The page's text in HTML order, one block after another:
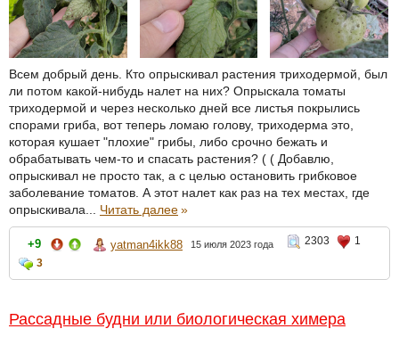
Всем добрый день. Кто опрыскивал растения триходермой, был
ли потом какой-нибудь налет на них? Опрыскала томаты
триходермой и через несколько дней все листья покрылись
спорами гриба, вот теперь ломаю голову, триходерма это,
которая кушает "плохие" грибы, либо срочно бежать и
обрабатывать чем-то и спасать растения? ( ( Добавлю,
опрыскивал не просто так, а с целью остановить грибковое
заболевание томатов. А этот налет как раз на тех местах, где
опрыскивала... Читать далее»
+9 yatman4ikk88 15 июля 2023 года 2303
1
3
Рассадные будни или биологическая химера